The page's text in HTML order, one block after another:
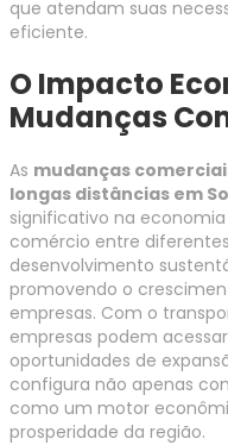
que atendam suas
eficiente.
O Impacto
Mudanças
As mudanças
longas distâncias em
significativo na
comércio entre
desenvolvimento
promovendo o
empresas. Com o
empresas podem
oportunidades de
configura não apenas
como um motor
prosperidade da região.